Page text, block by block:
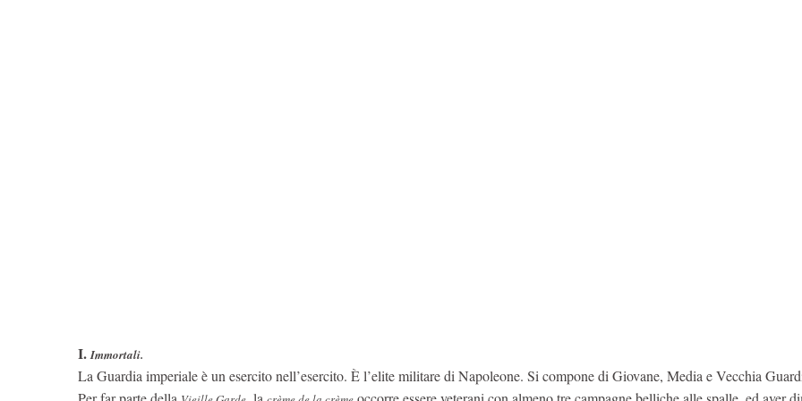
I.Immortali.
La Guardia imperiale è un esercito nell’esercito. È l’elite militare di Napoleone. Si compone di Giovane, Media e Vecchia